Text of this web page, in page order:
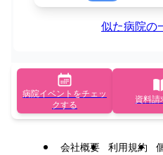
似た病院の
病院イベントをチェッ
クする
資料請
会社概要 利用規約